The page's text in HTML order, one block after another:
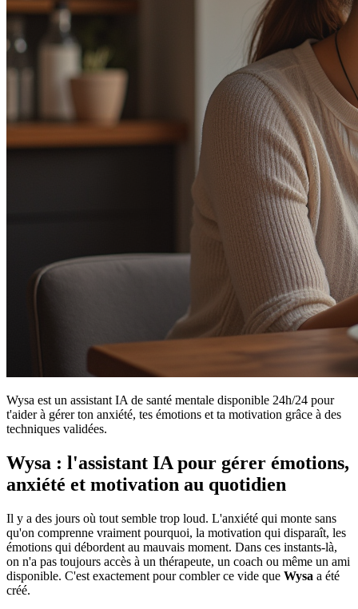
Wysa est un assistant IA de santé mentale disponible 24h/24 pour
t'aider à gérer ton anxiété, tes émotions et ta motivation grâce à des
techniques validées.
Wysa : l'assistant IA pour gérer émotions,
anxiété et motivation au quotidien
Il y a des jours où tout semble trop loud. L'anxiété qui monte sans
qu'on comprenne vraiment pourquoi, la motivation qui disparaît, les
émotions qui débordent au mauvais moment. Dans ces instants-là,
on n'a pas toujours accès à un thérapeute, un coach ou même un ami
disponible. C'est exactement pour combler ce vide que Wysa a été
créé.